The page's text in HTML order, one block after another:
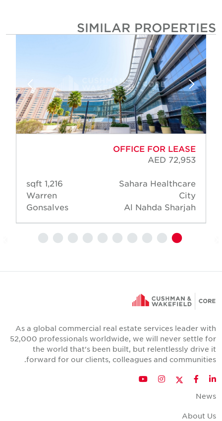
SIMILAR PROPERTIES
OFFICE FOR LEASE
AED 72,953
Sahara Healthcare
City
Al Nahda Sharjah
1,216 sqft
Warren
Gonsalves
As a global commercial real estate services leader with
52,000 professionals worldwide, we will never settle for
the world that's been built, but relentlessly drive it
forward for our clients, colleagues and communities.
LinkedIn
Facebook
Twitter
Instagram
YouTube
News
About Us